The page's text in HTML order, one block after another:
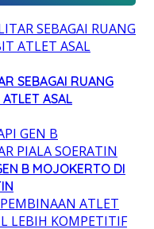
SEBAGAI RUANG
ASAL
B MOJOKERTO DI